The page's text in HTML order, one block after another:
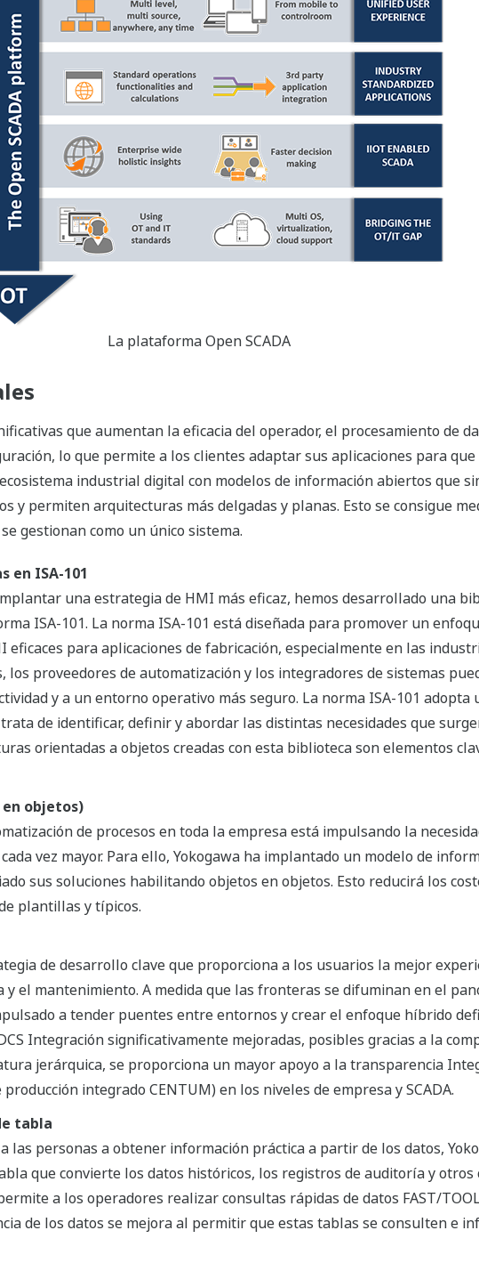
La plataforma Open SCADA
que aumentan la eficacia del operador, el procesamiento de
lo que permite a los clientes adaptar sus aplicaciones para
industrial digital con modelos de información abiertos que
y permiten arquitecturas más delgadas y planas. Esto se consigue
gestionan como un único sistema.
en ISA-101
una estrategia de HMI más eficaz, hemos desarrollado una
ISA-101. La norma ISA-101 está diseñada para promover un
para aplicaciones de fabricación, especialmente en las
proveedores de automatización y los integradores de sistemas
y a un entorno operativo más seguro. La norma ISA-101 adopta
de identificar, definir y abordar las distintas necesidades que
orientadas a objetos creadas con esta biblioteca son elementos
objetos)
de procesos en toda la empresa está impulsando la
vez mayor. Para ello, Yokogawa ha implantado un modelo de
sus soluciones habilitando objetos en objetos. Esto reducirá los
plantillas y típicos.
de desarrollo clave que proporciona a los usuarios la mejor
el mantenimiento. A medida que las fronteras se difuminan en el
a tender puentes entre entornos y crear el enfoque híbrido
Integración significativamente mejoradas, posibles gracias a la
jerárquica, se proporciona un mayor apoyo a la transparencia
integrado CENTUM) en los niveles de empresa y SCADA.
tabla
las personas a obtener información práctica a partir de los datos,
que convierte los datos históricos, los registros de auditoría y
a los operadores realizar consultas rápidas de datos FAST/
de los datos se mejora al permitir que estas tablas se consulten e